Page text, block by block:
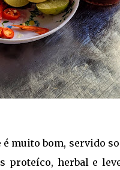
muito bom, servido
proteíco, herbal e